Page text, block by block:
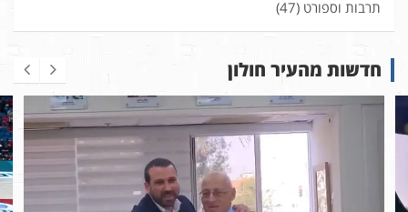
תרבות וספורט (47)
חדשות מהעיר חולון